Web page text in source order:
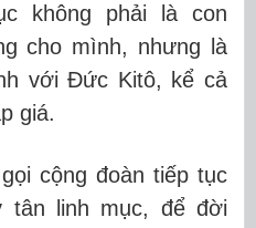
không phải là con
cho mình, nhưng là
với Đức Kitô, kể cả
giá.
cộng đoàn tiếp tục
tân linh mục, để đời